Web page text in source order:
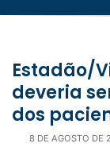
Estadão/Viva - Atualização médica
deveria
dos
8 DE AGOSTO DE